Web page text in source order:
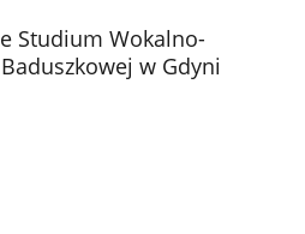
Studium Wokalno-
w Gdyni